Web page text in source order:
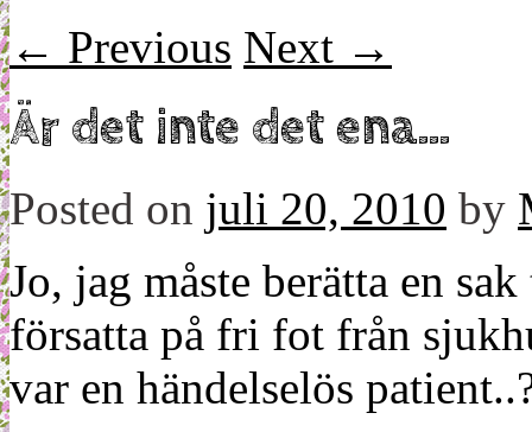
← Previous Next →
Är det inte det ena…
Posted on juli 20, 2010 by
Jo, jag måste berätta en
försatta på fri fot från
var en händelselös